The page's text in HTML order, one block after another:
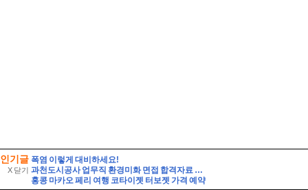
인기글
X 닫기
폭염 이렇게 대비하세요!
과천도시공사 업무직 환경미화 면접 합격자료 자기소개 스크립트 및 실제 면접 합격 답안
홍콩 마카오 페리 여행 코타이젯 터보젯 가격 예약